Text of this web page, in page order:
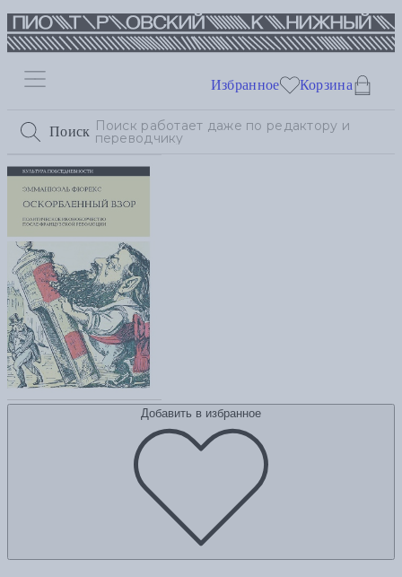
Поиск
Избранное Корзина
Добавить в избранное